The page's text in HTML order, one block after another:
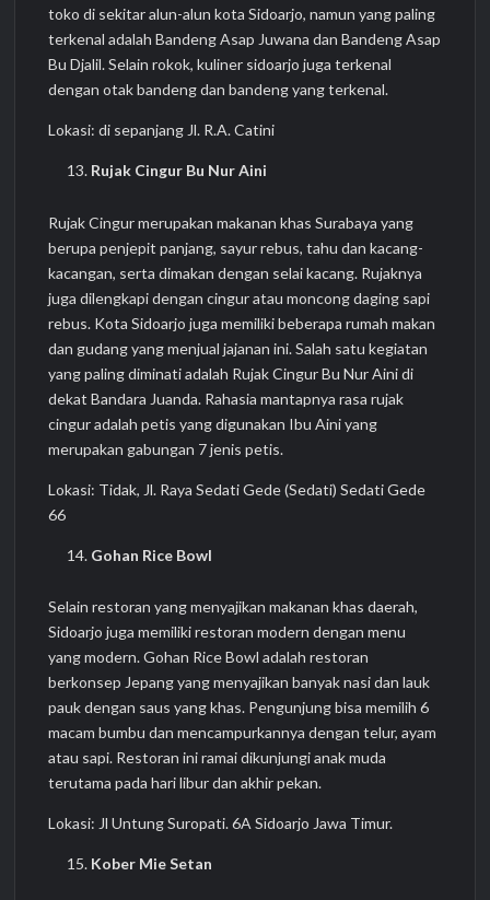
toko di sekitar alun-alun kota Sidoarjo, namun yang paling
terkenal adalah Bandeng Asap Juwana dan Bandeng Asap
Bu Djalil. Selain rokok, kuliner sidoarjo juga terkenal
dengan otak bandeng dan bandeng yang terkenal.
Lokasi: di sepanjang Jl. R.A. Catini
Rujak Cingur Bu Nur Aini
Rujak Cingur merupakan makanan khas Surabaya yang
berupa penjepit panjang, sayur rebus, tahu dan kacang-
kacangan, serta dimakan dengan selai kacang. Rujaknya
juga dilengkapi dengan cingur atau moncong daging sapi
rebus. Kota Sidoarjo juga memiliki beberapa rumah makan
dan gudang yang menjual jajanan ini. Salah satu kegiatan
yang paling diminati adalah Rujak Cingur Bu Nur Aini di
dekat Bandara Juanda. Rahasia mantapnya rasa rujak
cingur adalah petis yang digunakan Ibu Aini yang
merupakan gabungan 7 jenis petis.
Lokasi: Tidak, Jl. Raya Sedati Gede (Sedati) Sedati Gede
66
Gohan Rice Bowl
Selain restoran yang menyajikan makanan khas daerah,
Sidoarjo juga memiliki restoran modern dengan menu
yang modern. Gohan Rice Bowl adalah restoran
berkonsep Jepang yang menyajikan banyak nasi dan lauk
pauk dengan saus yang khas. Pengunjung bisa memilih 6
macam bumbu dan mencampurkannya dengan telur, ayam
atau sapi. Restoran ini ramai dikunjungi anak muda
terutama pada hari libur dan akhir pekan.
Lokasi: Jl Untung Suropati. 6A Sidoarjo Jawa Timur.
Kober Mie Setan